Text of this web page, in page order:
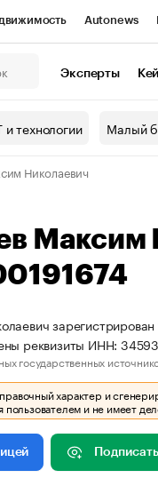
Autonews
Эксперты
и технологии Малый
Николаевич
зарегистрирован
реквизиты ИНН:
государственных
характер и
пользователем и не имеет